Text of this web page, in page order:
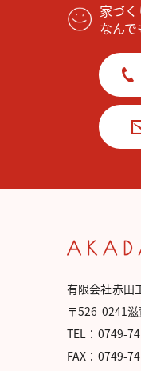
家づ
なんで
有限会社赤田
〒526-0241
TEL：0749-
FAX：0749-